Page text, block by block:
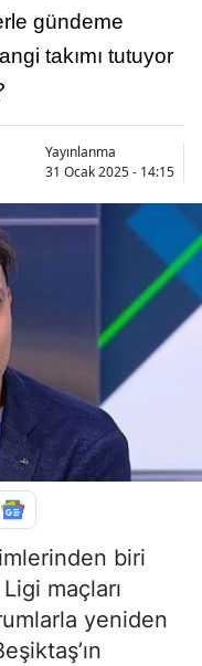
gündeme
takımı tutuyor
Yayınlanma
31 Ocak 2025 - 14:15
biri
maçları
yeniden